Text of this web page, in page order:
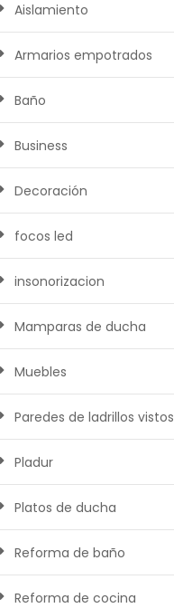
Aislamiento
Armarios empotrados
Baño
Business
Decoración
focos led
insonorizacion
Mamparas de ducha
Muebles
Paredes de ladrillos vistos
Pladur
Platos de ducha
Reforma de baño
Reforma de cocina